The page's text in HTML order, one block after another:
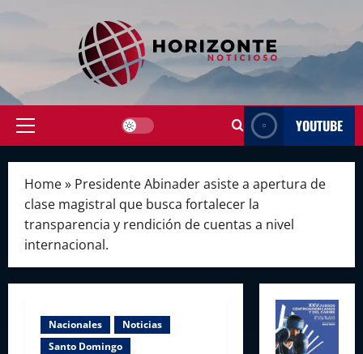
Primary
YOUTUBE
Home» Presidente Abinader asiste a apertura de
clase magistral que busca fortalecer la
transparencia y rendición de cuentas a nivel
internacional.
Nacionales
Noticias
Santo Domingo